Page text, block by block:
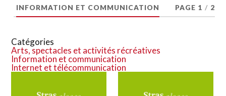
INFORMATION ET COMMUNICATION PAGE 1 / 2
Catégories
Arts, spectacles et activités récréatives
Information et communication
Internet et télécommunication